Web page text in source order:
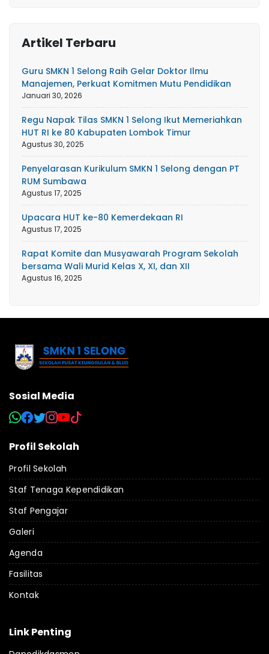
Artikel Terbaru
Guru SMKN 1 Selong Raih Gelar Doktor Ilmu
Manajemen, Perkuat Komitmen Mutu Pendidikan
Januari 30, 2026
Regu Napak Tilas SMKN 1 Selong Ikut Memeriahkan
HUT RI ke 80 Kabupaten Lombok Timur
Agustus 30, 2025
Penyelarasan Kurikulum SMKN 1 Selong dengan PT
RUM Sumbawa
Agustus 17, 2025
Upacara HUT ke-80 Kemerdekaan RI
Agustus 17, 2025
Rapat Komite dan Musyawarah Program Sekolah
bersama Wali Murid Kelas X, XI, dan XII
Agustus 16, 2025
Sosial Media
Profil Sekolah
Profil Sekolah
Staf Tenaga Kependidikan
Staf Pengajar
Galeri
Agenda
Fasilitas
Kontak
Link Penting